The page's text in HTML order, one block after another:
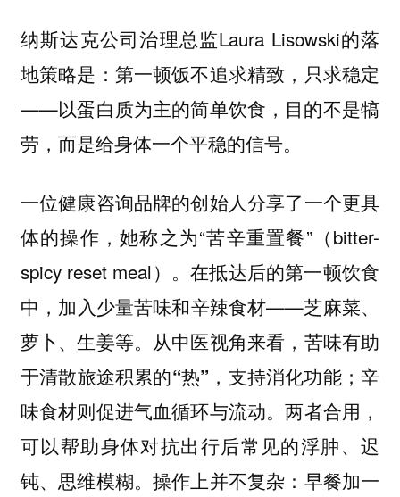
纳斯达克公司治理总监Laura Lisowski的落
地策略是：第一顿饭不追求精致，只求稳定
——以蛋白质为主的简单饮食，目的不是犒
劳，而是给身体一个平稳的信号。
一位健康咨询品牌的创始人分享了一个更具
体的操作，她称之为“苦辛重置餐”（bitter-
spicy reset meal）。在抵达后的第一顿饮食
中，加入少量苦味和辛辣食材——芝麻菜、
萝卜、生姜等。从中医视角来看， 苦味有助
于清散旅途积累的“热”，支持消化功能；辛
味食材则促进气血循环与流动。两者合用，
可以帮助身体对抗出行后常见的浮肿、迟
钝、思维模糊。操作上并不复杂： 早餐加一